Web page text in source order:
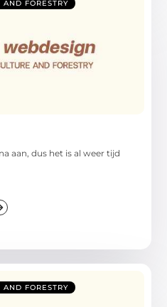
FORESTRY
aan, dus het is al weer tijd
FORESTRY